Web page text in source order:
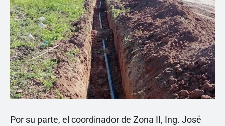
Por su parte, el coordinador de Zona II, Ing. José